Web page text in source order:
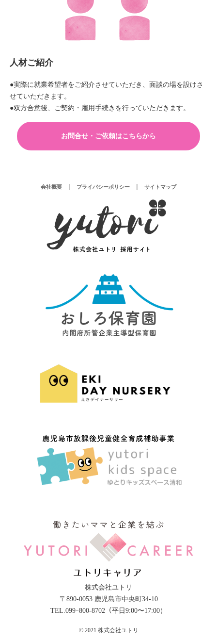
人材ご紹介
●実際に就業希望者をご紹介させていただき、面談の場を設けさ
せていただきます。
●双方合意後、ご契約・雇用手続きを行っていただきます。
お問合せ・ご依頼はこちらから
会社概要 プライバシーポリシー サイトマップ
株式会社ユトリ
〒890-0053 鹿児島市中央町34-10
TEL.099ｰ800-8702（平日9:00〜17:00）
© 2021 株式会社ユトリ